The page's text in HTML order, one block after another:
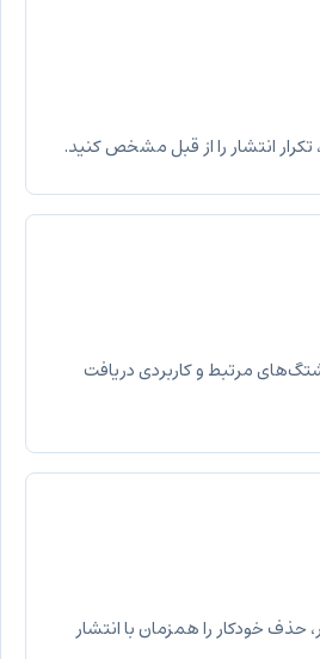
تکرار انتشار را از قبل مشخص کنید.
مرتبط و کاربردی دریافت
حذف خودکار را همزمان با انتشار